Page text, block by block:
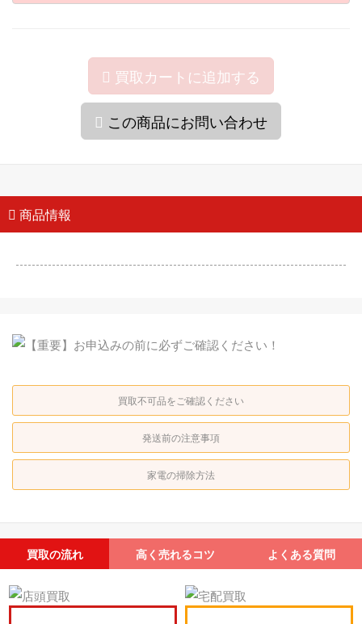
買取カートに追加する
この商品にお問い合わせ
商品情報
買取不可品をご確認ください
発送前の注意事項
家電の掃除方法
買取の流れ 高く売れるコツ よくある質問